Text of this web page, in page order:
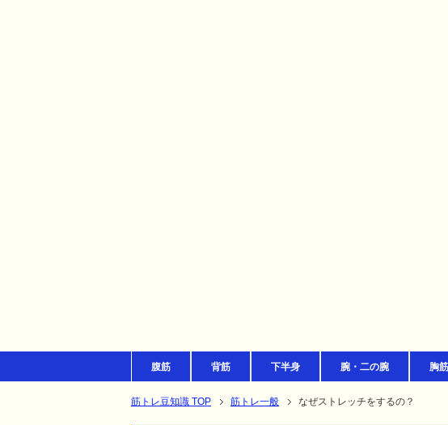
腹筋 背筋 下半身 腕・二の腕 胸筋
筋トレ豆知識 TOP 筋トレ一般 なぜストレッチをするの？